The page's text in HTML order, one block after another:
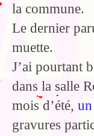
la commune.
Le dernier
muette.
J’ai pourtant
dans la salle
mois d’été,
gravures